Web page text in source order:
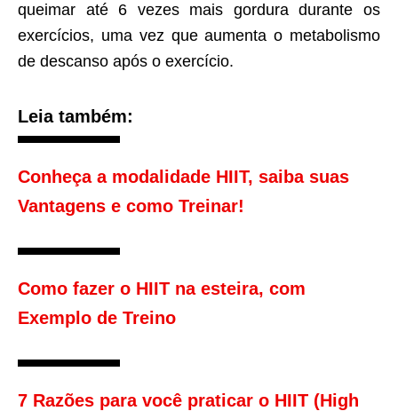
queimar até 6 vezes mais gordura durante os
exercícios, uma vez que aumenta o metabolismo
de descanso após o exercício.
Leia também:
Conheça a modalidade HIIT, saiba suas
Vantagens e como Treinar!
Como fazer o HIIT na esteira, com
Exemplo de Treino
7 Razões para você praticar o HIIT (High